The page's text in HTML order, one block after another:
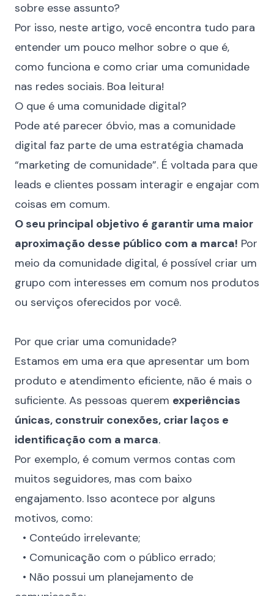
sobre esse assunto?
Por isso, neste artigo, você encontra tudo para
entender um pouco melhor sobre o que é,
como funciona e como criar uma comunidade
nas redes sociais. Boa leitura!
O que é uma comunidade digital?
Pode até parecer óbvio, mas a comunidade
digital faz parte de uma estratégia chamada
“marketing de comunidade”. É voltada para que
leads e clientes possam interagir e engajar com
coisas em comum.
O seu principal objetivo é garantir uma maior
aproximação desse público com a marca! Por
meio da comunidade digital, é possível criar um
grupo com interesses em comum nos produtos
ou serviços oferecidos por você.
Por que criar uma comunidade?
Estamos em uma era que apresentar um bom
produto e atendimento eficiente, não é mais o
suficiente. As pessoas querem experiências
únicas, construir conexões, criar laços e
identificação com a marca.
Por exemplo, é comum vermos contas com
muitos seguidores, mas com baixo
engajamento. Isso acontece por alguns
motivos, como:
⠀• Conteúdo irrelevante;
⠀• Comunicação com o público errado;
⠀• Não possui um planejamento de